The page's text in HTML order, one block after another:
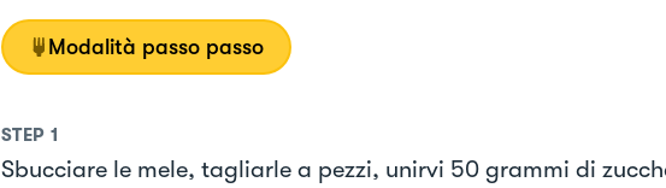
Modalità passo passo
STEP 1
Sbucciare le mele, tagliarle a pezzi, unirvi 50 grammi di